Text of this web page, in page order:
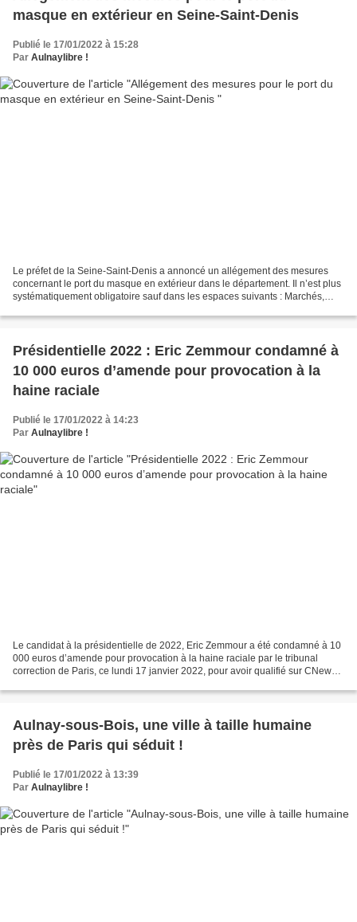
masque en extérieur en Seine-Saint-Denis
Publié le 17/01/2022 à 15:28
Par Aulnaylibre !
Le préfet de la Seine-Saint-Denis a annoncé un allégement des mesures
concernant le port du masque en extérieur dans le département. Il n’est plus
systématiquement obligatoire sauf dans les espaces suivants : Marchés,
Présidentielle 2022 : Eric Zemmour condamné à
10 000 euros d’amende pour provocation à la
haine raciale
Publié le 17/01/2022 à 14:23
Par Aulnaylibre !
Le candidat à la présidentielle de 2022, Eric Zemmour a été condamné à 10
000 euros d’amende pour provocation à la haine raciale par le tribunal
correction de Paris, ce lundi 17 janvier 2022, pour avoir qualifié sur CNews
Aulnay-sous-Bois, une ville à taille humaine
près de Paris qui séduit !
Publié le 17/01/2022 à 13:39
Par Aulnaylibre !